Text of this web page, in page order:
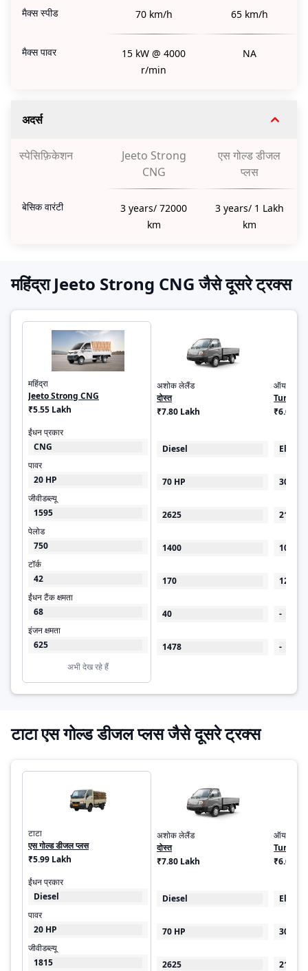
मैक्स स्पीड 70 km/h 65 km/h
मैक्स पावर
15 kW @ 4000
r/min
NA
अदर्स
स्पेसिफ़िकेशन
Jeeto Strong
CNG
एस गोल्ड डीजल
प्लस
बेसिक वारंटी
3 years/ 72000
km
3 years/ 1 Lakh
km
महिंद्रा Jeeto Strong CNG जैसे दूसरे ट्रक्स
महिंद्रा
Jeeto Strong CNG
₹5.55 Lakh
ईंधन प्रकार
CNG
पावर
20 HP
जीवीडब्ल्यू
1595
पेलोड
750
टॉर्क
42
ईंधन टैंक क्षमता
68
इंजन क्षमता
625
अभी देख रहे हैं
अशोक लेलैंड
दोस्त
₹7.80 Lakh
Diesel
70 HP
2625
1400
170
40
1478
ऑयलर
Turbo
₹6.00 -
30 kW
2100
1000
125
-
-
टाटा एस गोल्ड डीजल प्लस जैसे दूसरे ट्रक्स
टाटा
एस गोल्ड डीजल प्लस
₹5.99 Lakh
ईंधन प्रकार
Diesel
पावर
20 HP
जीवीडब्ल्यू
1815
अशोक लेलैंड
दोस्त
₹7.80 Lakh
Diesel
70 HP
2625
ऑयलर
Turbo
₹6.00 -
30 kW
2100